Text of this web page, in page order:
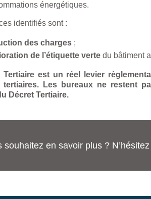
énergétiques.
identifiés sont :
des charges ;
de l’étiquette verte du bâtiment
Tertiaire est un réel levier
tertiaires. Les bureaux ne restent
Décret Tertiaire.
souhaitez en savoir plus ?